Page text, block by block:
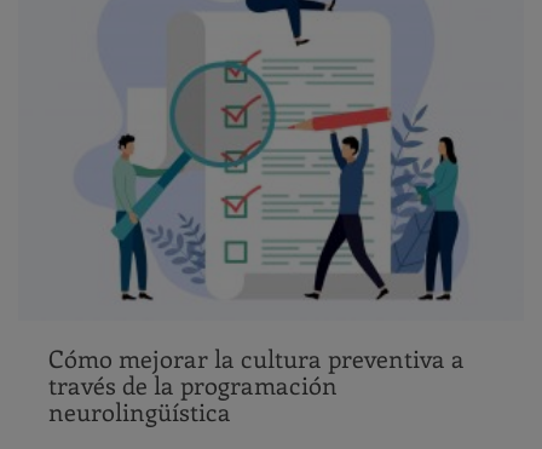
Cómo mejorar la cultura preventiva a
través de la programación
neurolingüística